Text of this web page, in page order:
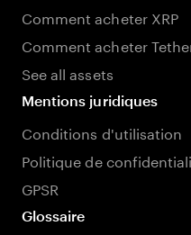
Comment acheter XRP
Comment acheter
See all assets
Mentions juridiques
Conditions d'utilisation
Politique de
GPSR
Glossaire